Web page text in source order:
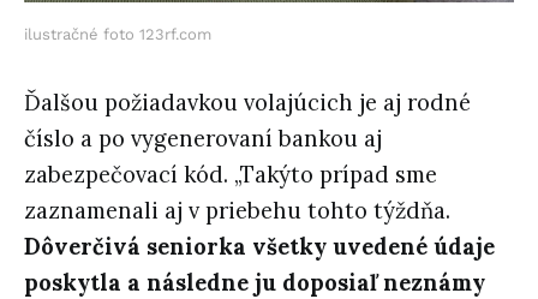
ilustračné foto 123rf.com
Ďalšou požiadavkou volajúcich je aj rodné
číslo a po vygenerovaní bankou aj
zabezpečovací kód. „Takýto prípad sme
zaznamenali aj v priebehu tohto týždňa.
Dôverčivá seniorka všetky uvedené údaje
poskytla a následne ju doposiaľ neznámy